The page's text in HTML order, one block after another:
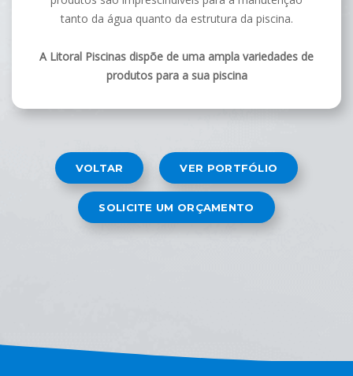
tanto da água quanto da estrutura da piscina.
A Litoral Piscinas dispõe de uma ampla variedades de
produtos para a sua piscina
VOLTAR VER PORTFÓLIO
SOLICITE UM ORÇAMENTO